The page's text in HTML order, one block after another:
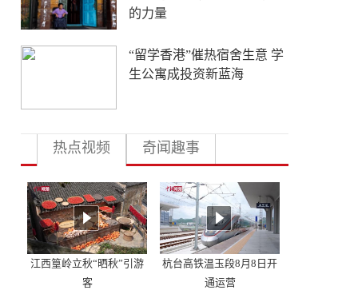
的力量
“留学香港”催热宿舍生意 学
生公寓成投资新蓝海
热点视频 奇闻趣事
江西篁岭立秋“晒秋”引游
客
杭台高铁温玉段8月8日开
通运营